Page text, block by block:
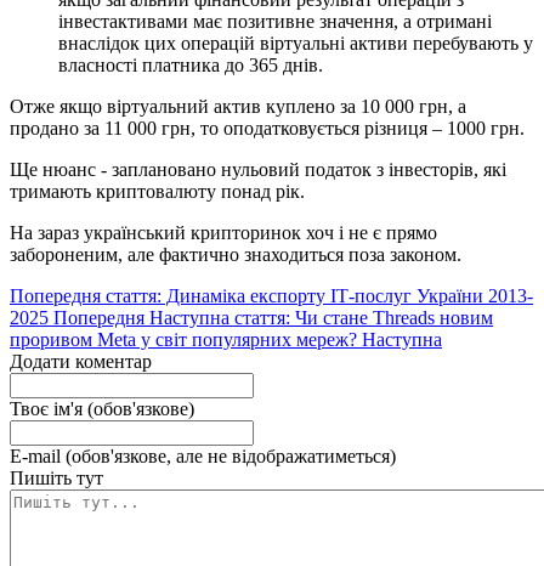
інвестактивами має позитивне значення, а отримані
внаслідок цих операцій віртуальні активи перебувають у
власності платника до 365 днів.
Отже якщо віртуальний актив куплено за 10 000 грн, а
продано за 11 000 грн, то оподатковується різниця – 1000 грн.
Ще нюанс - заплановано нульовий податок з інвесторів, які
тримають криптовалюту понад рік.
На зараз український крипторинок хоч і не є прямо
забороненим, але фактично знаходиться поза законом.
Попередня стаття: Динаміка експорту ІТ-послуг України 2013-
2025 Попередня Наступна стаття: Чи стане Threads новим
проривом Meta у світ популярних мереж? Наступна
Додати коментар
Твоє ім'я (обов'язкове)
E-mail (обов'язкове, але не відображатиметься)
Пишіть тут